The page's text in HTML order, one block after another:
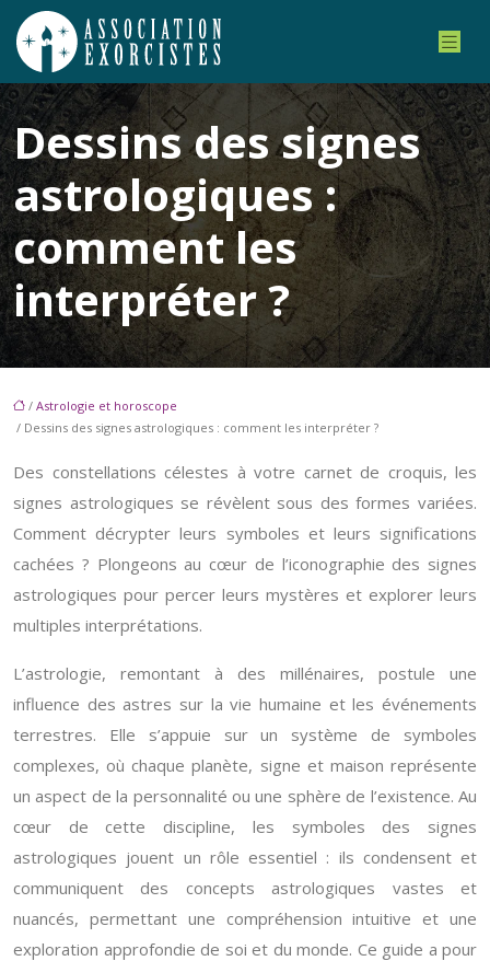
Dessins des signes
astrologiques :
comment les
interpréter ?
/ Astrologie et horoscope
/ Dessins des signes astrologiques : comment les interpréter ?
Des constellations célestes à votre carnet de croquis, les
signes astrologiques se révèlent sous des formes variées.
Comment décrypter leurs symboles et leurs significations
cachées ? Plongeons au cœur de l’iconographie des signes
astrologiques pour percer leurs mystères et explorer leurs
multiples interprétations.
L’astrologie, remontant à des millénaires, postule une
influence des astres sur la vie humaine et les événements
terrestres. Elle s’appuie sur un système de symboles
complexes, où chaque planète, signe et maison représente
un aspect de la personnalité ou une sphère de l’existence. Au
cœur de cette discipline, les symboles des signes
astrologiques jouent un rôle essentiel : ils condensent et
communiquent des concepts astrologiques vastes et
nuancés, permettant une compréhension intuitive et une
exploration approfondie de soi et du monde. Ce guide a pour